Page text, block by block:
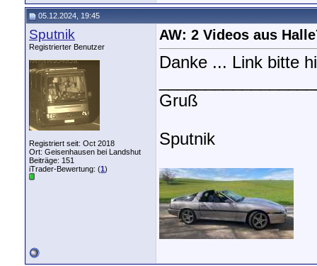
05.12.2024, 19:45
Sputnik
Registrierter Benutzer
Registriert seit: Oct 2018
Ort: Geisenhausen bei Landshut
Beiträge: 151
iTrader-Bewertung: (1)
AW: 2 Videos aus
Danke ... Link bitte
Gruß
Sputnik